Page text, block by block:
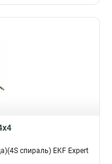
спираль) EKF Expert